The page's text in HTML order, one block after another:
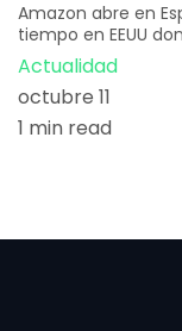
Amazon abre en
tiempo en EEUU
Actualidad
octubre 11
1 min read